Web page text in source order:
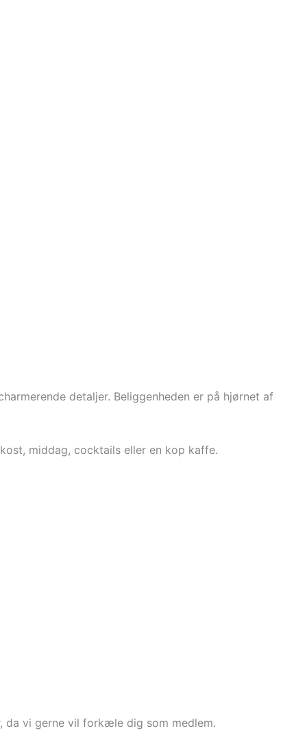
detaljer. Beliggenheden er på hjørnet af
middag, cocktails eller en kop kaffe.
da vi gerne vil forkæle dig som medlem.